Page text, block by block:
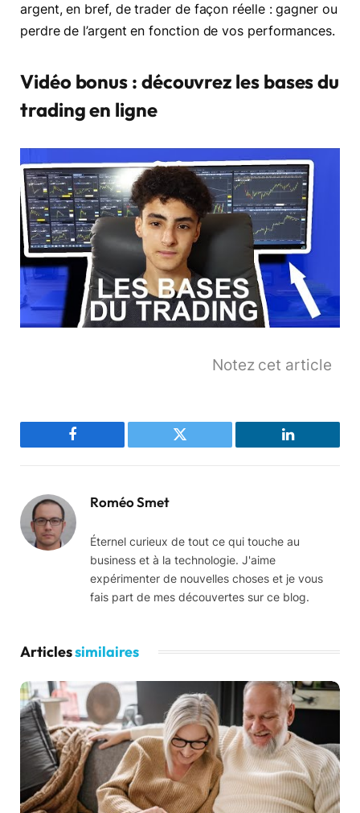
argent, en bref, de trader de façon réelle : gagner ou
perdre de l’argent en fonction de vos performances.
Vidéo bonus : découvrez les bases du
trading en ligne
Notez cet article
Facebook Twitter LinkedIn
Roméo Smet
Éternel curieux de tout ce qui touche au
business et à la technologie. J'aime
expérimenter de nouvelles choses et je vous
fais part de mes découvertes sur ce blog.
Articlessimilaires